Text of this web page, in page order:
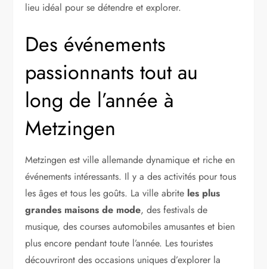
lieu idéal pour se détendre et explorer.
Des événements
passionnants tout au
long de l’année à
Metzingen
Metzingen est ville allemande dynamique et riche en
événements intéressants. Il y a des activités pour tous
les âges et tous les goûts. La ville abrite les plus
grandes maisons de mode, des festivals de
musique, des courses automobiles amusantes et bien
plus encore pendant toute l’année. Les touristes
découvriront des occasions uniques d’explorer la